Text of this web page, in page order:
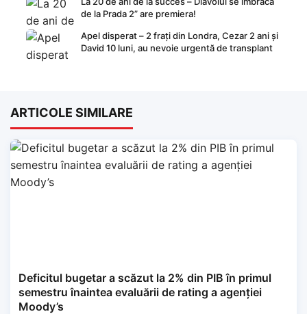
de la Prada 2” are premiera!
Apel disperat – 2 frați din Londra, Cezar 2 ani și
David 10 luni, au nevoie urgentă de transplant
ARTICOLE SIMILARE
Deficitul bugetar a scăzut la 2% din PIB în primul
semestru înaintea evaluării de rating a agenției
Moody’s